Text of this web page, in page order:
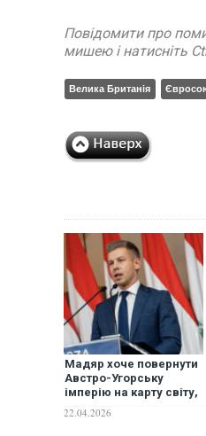
Повідомити про
мишею і натисніть
Велика Британія
Мадяр хоче повернути
Австро-Угорську
імперію на карту світу,
22.04.2026